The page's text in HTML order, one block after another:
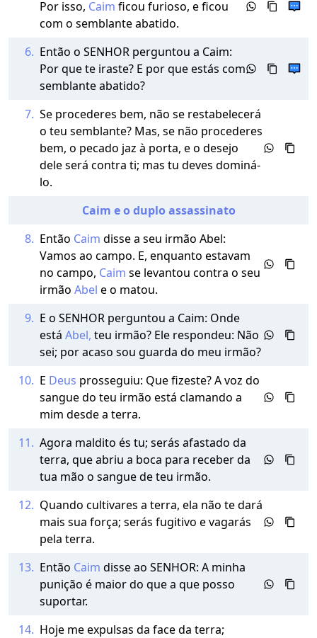
Por isso, Caim ficou furioso, e ficou
com o semblante abatido.
6. Então o SENHOR perguntou a Caim:
Por que te iraste? E por que estás com
semblante abatido?
7. Se procederes bem, não se restabelecerá
o teu semblante? Mas, se não procederes
bem, o pecado jaz à porta, e o desejo
dele será contra ti; mas tu deves dominá-
lo.
Caim e o duplo assassinato
8. Então Caim disse a seu irmão Abel:
Vamos ao campo. E, enquanto estavam
no campo, Caim se levantou contra o seu
irmão Abel e o matou.
9. E o SENHOR perguntou a Caim: Onde
está Abel, teu irmão? Ele respondeu: Não
sei; por acaso sou guarda do meu irmão?
10. E Deus prosseguiu: Que fizeste? A voz do
sangue do teu irmão está clamando a
mim desde a terra.
11. Agora maldito és tu; serás afastado da
terra, que abriu a boca para receber da
tua mão o sangue de teu irmão.
12. Quando cultivares a terra, ela não te dará
mais sua força; serás fugitivo e vagarás
pela terra.
13. Então Caim disse ao SENHOR: A minha
punição é maior do que a que posso
suportar.
14. Hoje me expulsas da face da terra;